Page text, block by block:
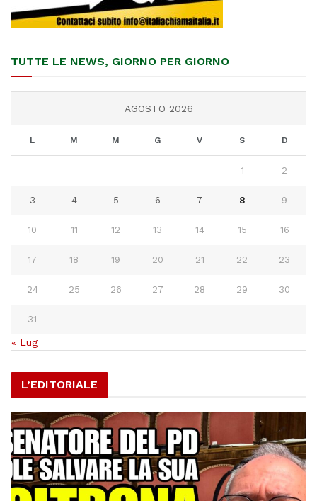
TUTTE LE NEWS, GIORNO PER GIORNO
AGOSTO 2026
L M M G V S D
1 2
3 4 5 6 7 8 9
10 11 12 13 14 15 16
17 18 19 20 21 22 23
24 25 26 27 28 29 30
31
« Lug
L’EDITORIALE